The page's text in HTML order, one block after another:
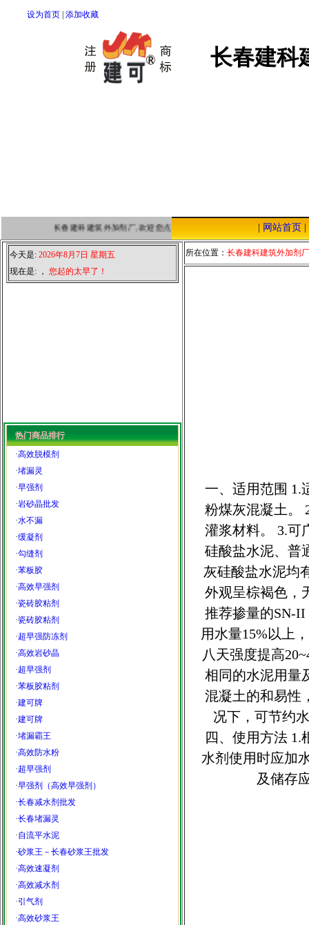
设为首页 添加收藏
长春建科建筑外加剂厂,欢迎您点击本站，我们将以优质的服务，低廉
网站首页|
长春建科
今天是: 2026年8月7日 星期五
现在是: ， 您起的太早了！
热门商品排行
·高效脱模剂
·堵漏灵
·早强剂
·岩砂晶批发
·水不漏
·缓凝剂
·勾缝剂
·苯板胶
·高效早强剂
·瓷砖胶粘剂
·瓷砖胶粘剂
·超早强防冻剂
·高效岩砂晶
·超早强剂
·苯板胶粘剂
·建可牌
·建可牌
·堵漏霸王
·高效防水粉
·超早强剂
·早强剂（高效早强剂）
·长春减水剂批发
·长春堵漏灵
·自流平水泥
·砂浆王－长春砂浆王批发
·高效速凝剂
·高效减水剂
·引气剂
·高效砂浆王
所在位置： 长春建科建筑外加剂厂
一、适用范围 1.
粉煤灰混凝土。
灌浆材料。 3.可
硅酸盐水泥、普
灰硅酸盐水泥均
外观呈棕褐色，
推荐掺量的SN-
用水量15%以上
八天强度提高
相同的水泥用量
混凝土的和易性
况下，可节约
四、使用方法 1.
水剂使用时应加
及储存